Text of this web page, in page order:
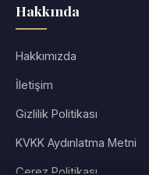
Hakkında
Hakkımızda
İletişim
Gizlilik Politikası
KVKK Aydınlatma Metni
Çerez Politikası